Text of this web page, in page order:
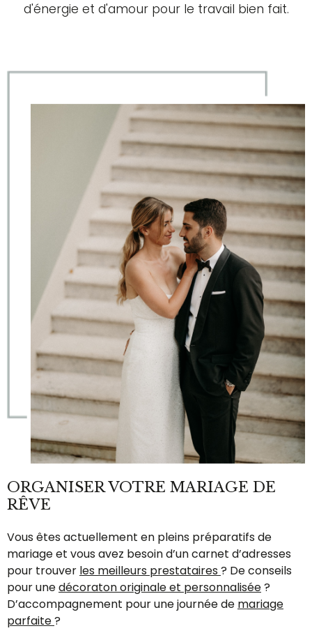
d'énergie et d'amour pour le travail bien fait.
ORGANISER VOTRE MARIAGE DE
RÊVE
Vous êtes actuellement en pleins préparatifs de
mariage et vous avez besoin d’un carnet d’adresses
pour trouver les meilleurs prestataires? De conseils
pour unedécoraton originale et personnalisée?
D’accompagnement pour une journée de mariage
parfaite?